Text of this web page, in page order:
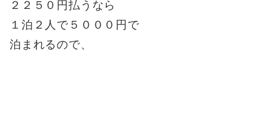
２２５０円払うなら
１泊２人で５０００円で
泊まれるので、